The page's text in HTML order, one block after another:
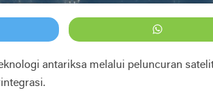
antariksa melalui peluncuran